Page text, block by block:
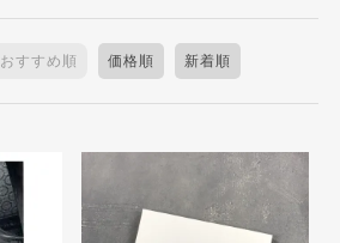
おすすめ順 価格順 新着順